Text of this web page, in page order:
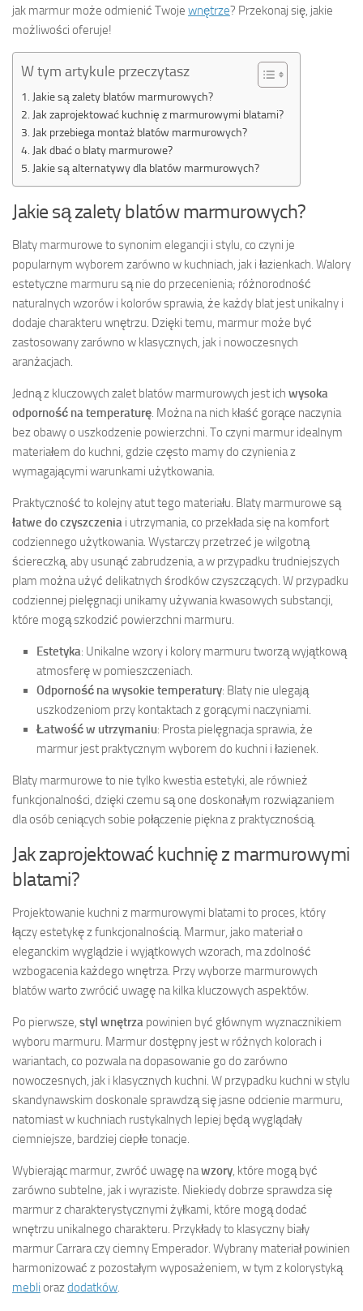
jak marmur może odmienić Twoje wnętrze? Przekonaj się, jakie
możliwości oferuje!
W tym artykule przeczytasz
Jakie są zalety blatów marmurowych?
Jak zaprojektować kuchnię z marmurowymi blatami?
Jak przebiega montaż blatów marmurowych?
Jak dbać o blaty marmurowe?
Jakie są alternatywy dla blatów marmurowych?
Jakie są zalety blatów marmurowych?
Blaty marmurowe to synonim elegancji i stylu, co czyni je
popularnym wyborem zarówno w kuchniach, jak i łazienkach. Walory
estetyczne marmuru są nie do przecenienia; różnorodność
naturalnych wzorów i kolorów sprawia, że każdy blat jest unikalny i
dodaje charakteru wnętrzu. Dzięki temu, marmur może być
zastosowany zarówno w klasycznych, jak i nowoczesnych
aranżacjach.
Jedną z kluczowych zalet blatów marmurowych jest ich wysoka
odporność na temperaturę. Można na nich kłaść gorące naczynia
bez obawy o uszkodzenie powierzchni. To czyni marmur idealnym
materiałem do kuchni, gdzie często mamy do czynienia z
wymagającymi warunkami użytkowania.
Praktyczność to kolejny atut tego materiału. Blaty marmurowe są
łatwe do czyszczenia i utrzymania, co przekłada się na komfort
codziennego użytkowania. Wystarczy przetrzeć je wilgotną
ściereczką, aby usunąć zabrudzenia, a w przypadku trudniejszych
plam można użyć delikatnych środków czyszczących. W przypadku
codziennej pielęgnacji unikamy używania kwasowych substancji,
które mogą szkodzić powierzchni marmuru.
Estetyka: Unikalne wzory i kolory marmuru tworzą wyjątkową
atmosferę w pomieszczeniach.
Odporność na wysokie temperatury: Blaty nie ulegają
uszkodzeniom przy kontaktach z gorącymi naczyniami.
Łatwość w utrzymaniu: Prosta pielęgnacja sprawia, że
marmur jest praktycznym wyborem do kuchni i łazienek.
Blaty marmurowe to nie tylko kwestia estetyki, ale również
funkcjonalności, dzięki czemu są one doskonałym rozwiązaniem
dla osób ceniących sobie połączenie piękna z praktycznością.
Jak zaprojektować kuchnię z marmurowymi
blatami?
Projektowanie kuchni z marmurowymi blatami to proces, który
łączy estetykę z funkcjonalnością. Marmur, jako materiał o
eleganckim wyglądzie i wyjątkowych wzorach, ma zdolność
wzbogacenia każdego wnętrza. Przy wyborze marmurowych
blatów warto zwrócić uwagę na kilka kluczowych aspektów.
Po pierwsze, styl wnętrza powinien być głównym wyznacznikiem
wyboru marmuru. Marmur dostępny jest w różnych kolorach i
wariantach, co pozwala na dopasowanie go do zarówno
nowoczesnych, jak i klasycznych kuchni. W przypadku kuchni w stylu
skandynawskim doskonale sprawdzą się jasne odcienie marmuru,
natomiast w kuchniach rustykalnych lepiej będą wyglądały
ciemniejsze, bardziej ciepłe tonacje.
Wybierając marmur, zwróć uwagę nawzory, które mogą być
zarówno subtelne, jak i wyraziste. Niekiedy dobrze sprawdza się
marmur z charakterystycznymi żyłkami, które mogą dodać
wnętrzu unikalnego charakteru. Przykłady to klasyczny biały
marmur Carrara czy ciemny Emperador. Wybrany materiał powinien
harmonizować z pozostałym wyposażeniem, w tym z kolorystyką
mebli orazdodatków.